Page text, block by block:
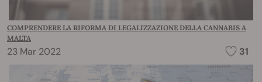
COMPRENDERE LA RIFORMA DI LEGALIZZAZIONE DELLA CANNABIS A
MALTA
23 Mar 2022 31